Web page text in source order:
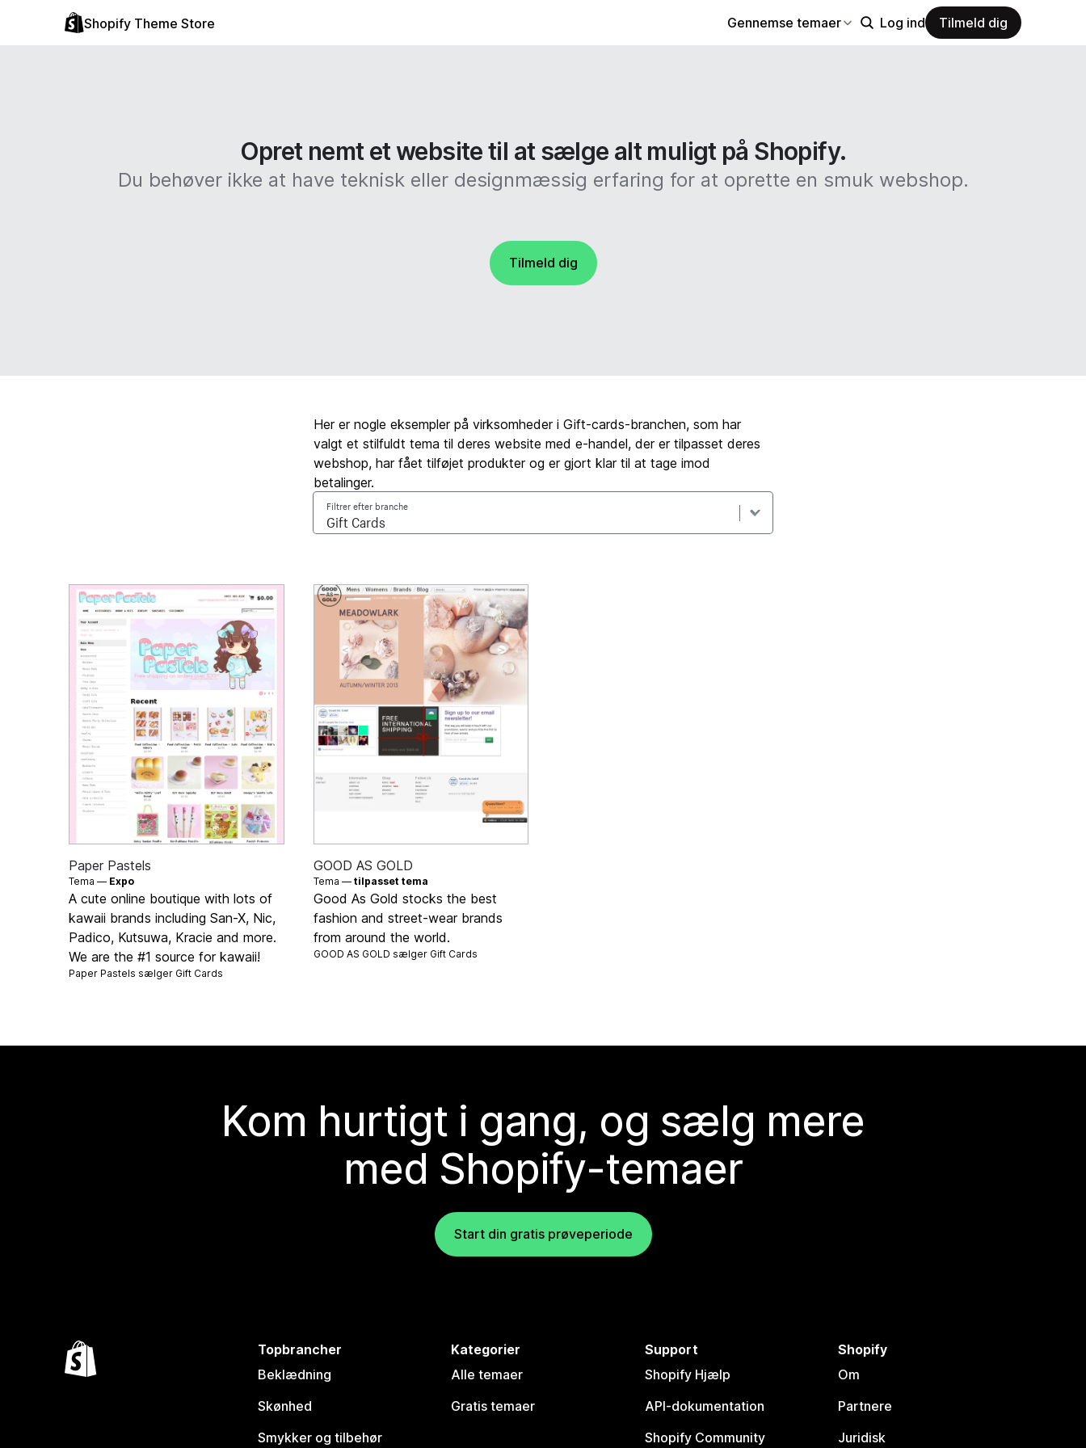
Shopify Theme Store Gennemse temaer Log ind Tilmeld dig
Opret nemt et website til at sælge alt muligt på Shopify.
Du behøver ikke at have teknisk eller designmæssig erfaring for at oprette en smuk webshop.
Tilmeld dig
Her er nogle eksempler på virksomheder i Gift-cards-branchen, som har
valgt et stilfuldt tema til deres website med e-handel, der er tilpasset deres
webshop, har fået tilføjet produkter og er gjort klar til at tage imod
betalinger.
Filtrer efter branche
Paper Pastels
Tema — Expo
A cute online boutique with lots of
kawaii brands including San-X, Nic,
Padico, Kutsuwa, Kracie and more.
We are the #1 source for kawaii!
Paper Pastels sælger Gift Cards
GOOD AS GOLD
Tema — tilpasset tema
Good As Gold stocks the best
fashion and street-wear brands
from around the world.
GOOD AS GOLD sælger Gift Cards
Kom hurtigt i gang, og sælg mere
med Shopify-temaer
Start din gratis prøveperiode
Topbrancher
Beklædning
Skønhed
Smykker og tilbehør
Kategorier
Alle temaer
Gratis temaer
Support
Shopify Hjælp
API-dokumentation
Shopify Community
Shopify
Om
Partnere
Juridisk